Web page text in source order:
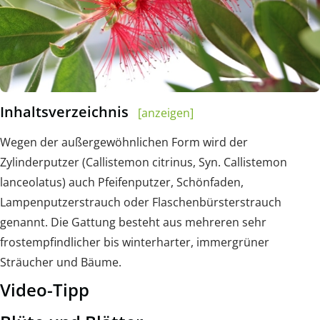
Inhaltsverzeichnis
[anzeigen]
Wegen der außergewöhnlichen Form wird der
Zylinderputzer (Callistemon citrinus, Syn. Callistemon
lanceolatus) auch Pfeifenputzer, Schönfaden,
Lampenputzerstrauch oder Flaschenbürsterstrauch
genannt. Die Gattung besteht aus mehreren sehr
frostempfindlicher bis winterharter, immergrüner
Sträucher und Bäume.
Video-Tipp